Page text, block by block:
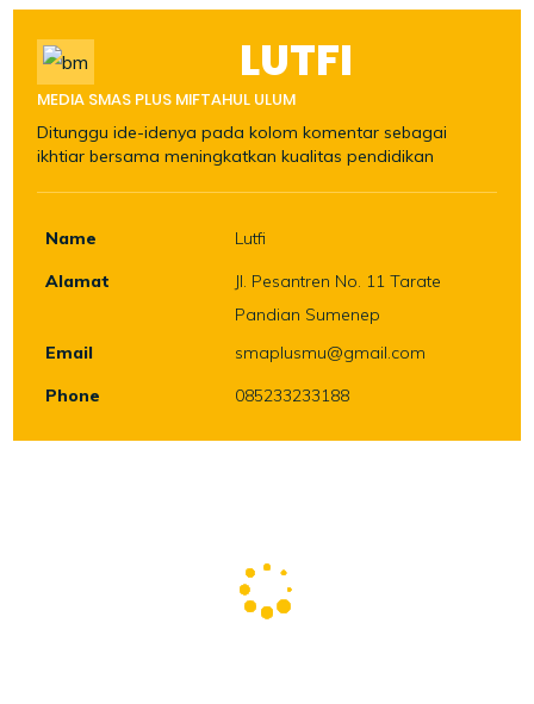
LUTFI
MEDIA SMAS PLUS MIFTAHUL ULUM
Ditunggu ide-idenya pada kolom komentar sebagai
ikhtiar bersama meningkatkan kualitas pendidikan
Name
Lutfi
Alamat
Jl. Pesantren No. 11 Tarate
Pandian Sumenep
Email
smaplusmu@gmail.com
Phone
085233233188